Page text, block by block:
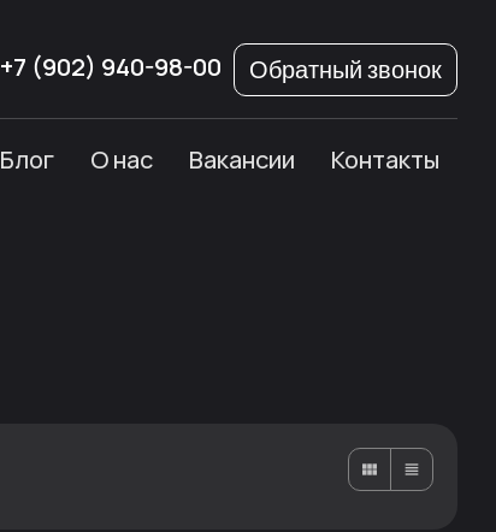
+7 (902) 940-98-00 Обратный звонок
Блог О нас Вакансии Контакты